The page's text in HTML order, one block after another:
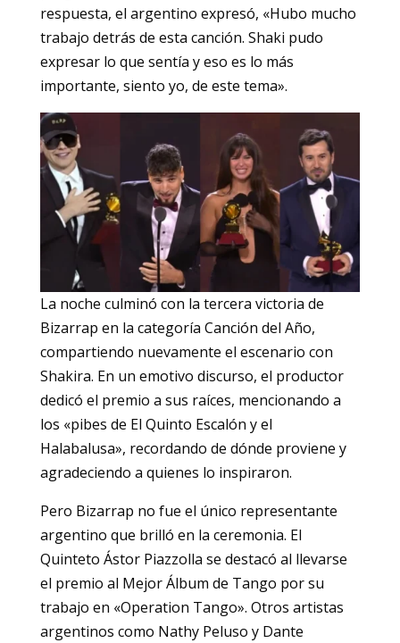
respuesta, el argentino expresó, «Hubo mucho
trabajo detrás de esta canción. Shaki pudo
expresar lo que sentía y eso es lo más
importante, siento yo, de este tema».
La noche culminó con la tercera victoria de
Bizarrap en la categoría Canción del Año,
compartiendo nuevamente el escenario con
Shakira. En un emotivo discurso, el productor
dedicó el premio a sus raíces, mencionando a
los «pibes de El Quinto Escalón y el
Halabalusa», recordando de dónde proviene y
agradeciendo a quienes lo inspiraron.
Pero Bizarrap no fue el único representante
argentino que brilló en la ceremonia. El
Quinteto Ástor Piazzolla se destacó al llevarse
el premio al Mejor Álbum de Tango por su
trabajo en «Operation Tango». Otros artistas
argentinos como Nathy Peluso y Dante